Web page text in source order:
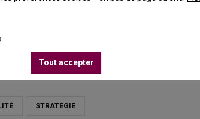
STRATÉGIE
Tout accepter